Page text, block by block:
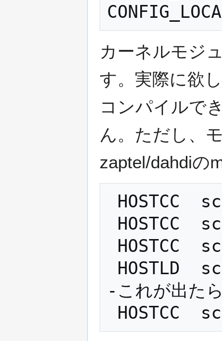
カーネルモジ
す。実際に欲
コンパイルで
ん。ただし、
zaptel/dahdiの
-これが出た